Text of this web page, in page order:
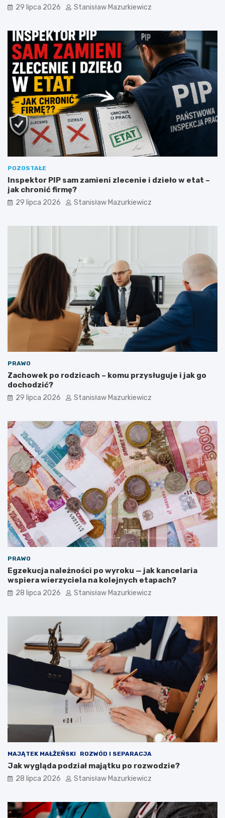
29 lipca 2026 Stanisław Mazurkiewicz
POZOSTAŁE
Inspektor PIP sam zamieni zlecenie i dzieło w etat –
jak chronić firmę?
29 lipca 2026 Stanisław Mazurkiewicz
PRAWO
Zachowek po rodzicach – komu przysługuje i jak go
dochodzić?
29 lipca 2026 Stanisław Mazurkiewicz
PRAWO
Egzekucja należności po wyroku — jak kancelaria
wspiera wierzyciela na kolejnych etapach?
28 lipca 2026 Stanisław Mazurkiewicz
MAJĄTEK MAŁŻEŃSKI ROZWÓD I SEPARACJA
Jak wygląda podział majątku po rozwodzie?
28 lipca 2026 Stanisław Mazurkiewicz